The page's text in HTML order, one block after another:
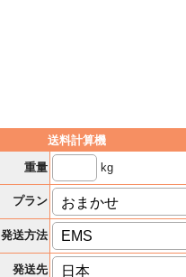
送料計算機
重量
kg
プラン
発送方法
発送先